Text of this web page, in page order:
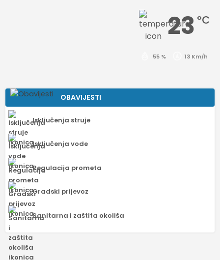
23 °C
55 % 13 Km/h
OBAVIJESTI
Isključenja struje
Isključenja vode
Regulacija prometa
Gradski prijevoz
Sanitarna i zaštita okoliša